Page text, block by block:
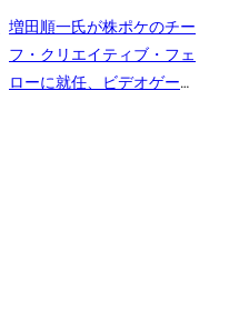
増田順一氏が株ポケのチー
フ・クリエイティブ・フェ
ローに就任、ビデオゲーム